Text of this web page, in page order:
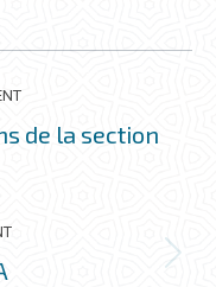
de la section